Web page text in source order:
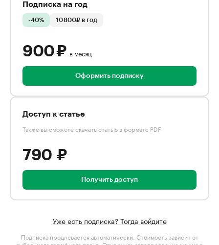
Подписка на год
-40% 10 800₽ в год
900 ₽ в месяц
Оформить подписку
Доступ к статье
Также вы сможете скачать статью в формате PDF
790 ₽
Получить доступ
Уже есть подписка? Тогда войдите
Подписка продлевается автоматически. Стоимость зависит от